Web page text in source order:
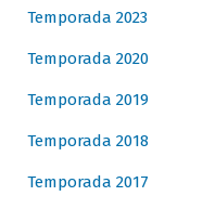
Temporada 2023
Temporada 2020
Temporada 2019
Temporada 2018
Temporada 2017